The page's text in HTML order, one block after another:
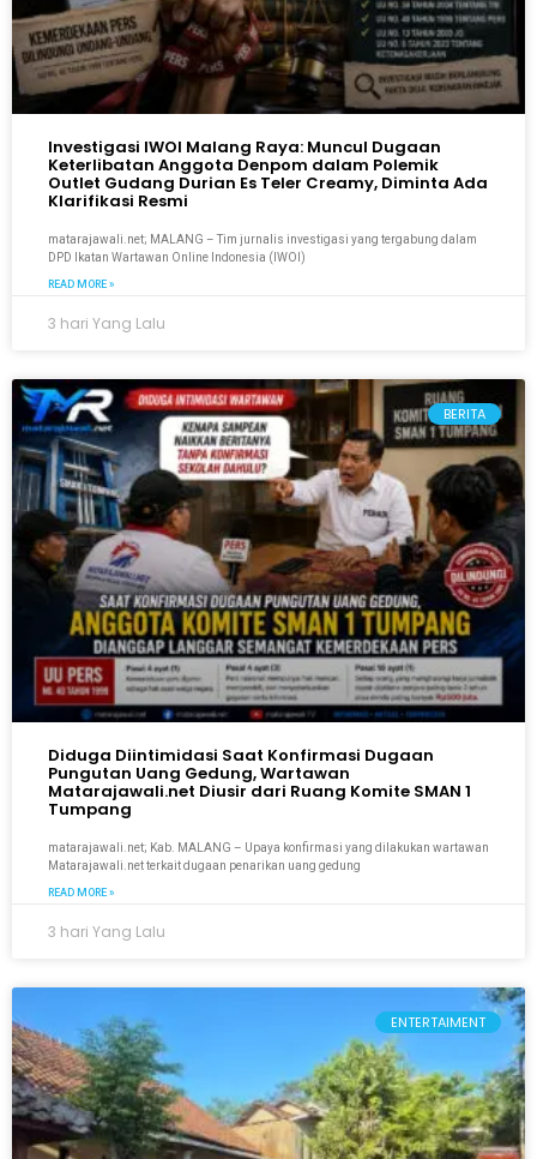
Investigasi IWOI Malang Raya: Muncul Dugaan
Keterlibatan Anggota Denpom dalam Polemik
Outlet Gudang Durian Es Teler Creamy, Diminta Ada
Klarifikasi Resmi
matarajawali.net; MALANG – Tim jurnalis investigasi yang tergabung dalam
DPD Ikatan Wartawan Online Indonesia (IWOI)
READ MORE »
3 hari Yang Lalu
BERITA
Diduga Diintimidasi Saat Konfirmasi Dugaan
Pungutan Uang Gedung, Wartawan
Matarajawali.net Diusir dari Ruang Komite SMAN 1
Tumpang
matarajawali.net; Kab. MALANG – Upaya konfirmasi yang dilakukan wartawan
Matarajawali.net terkait dugaan penarikan uang gedung
READ MORE »
3 hari Yang Lalu
ENTERTAIMENT